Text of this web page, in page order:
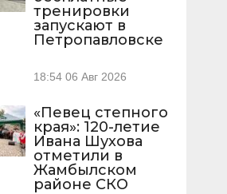
тренировки
запускают в
Петропавловске
18:54 06 Авг 2026
«Певец степного
края»: 120-летие
Ивана Шухова
отметили в
Жамбылском
районе СКО